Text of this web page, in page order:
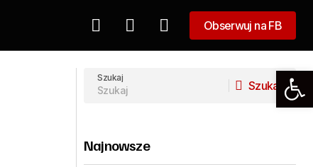
Obserwuj na FB
Oświadczenie
Szukaj
Szukaj
Szukaj
Najnowsze